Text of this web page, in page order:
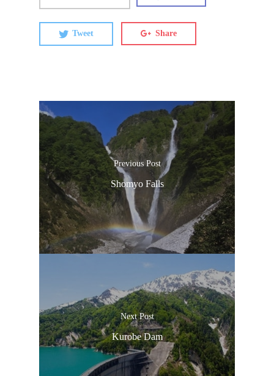
Tweet Share
Previous Post
Shomyo Falls
Next Post
Kurobe Dam